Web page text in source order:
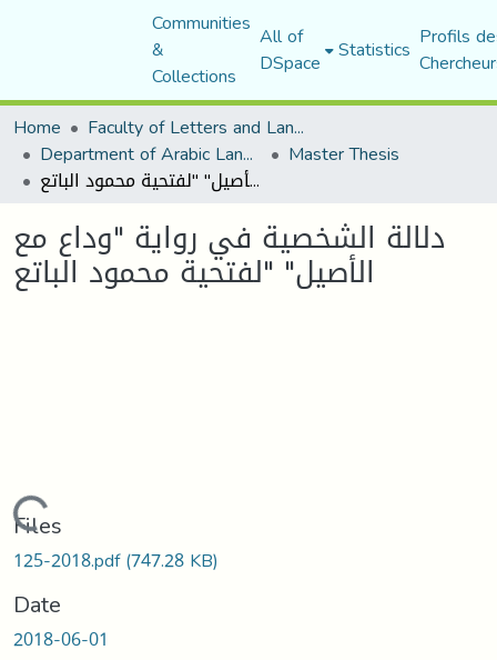
Communities
&
Collections
All of
DSpace Statistics Profils
Home
Faculty of Letters and Languages
Department of Arabic Language and Literature Master Thesis
دلالة الشخصية في رواية "وداع مع الأصيل" "لفتحية محمود الباتع
دلالة الشخصية في رواية "وداع مع
الأصيل" "لفتحية محمود الباتع
Loading...
Files
125-2018.pdf(747.28 KB)
Date
2018-06-01